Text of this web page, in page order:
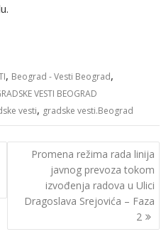
, Beograd - Vesti Beograd,
VESTI BEOGRAD
vesti, gradske vesti.Beograd
Promena režima rada linija
javnog prevoza tokom
izvođenja radova u Ulici
Dragoslava Srejovića – Faza
2